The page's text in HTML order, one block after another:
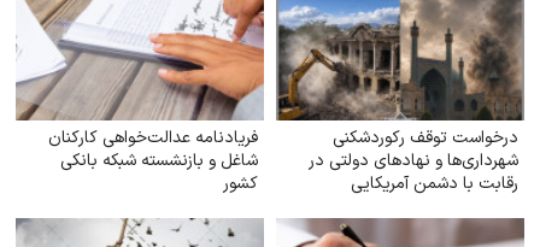
درخواست توقف رکوردشکنی
شهرداری‌ها و نهادهای دولتی در
رقابت با دشمن آمریکایی
ایران تاریخی اسلامی"
فریادنامه عدالت‌خواهی کارکنان
شاغل و بازنشسته شبکه بانکی
کشور